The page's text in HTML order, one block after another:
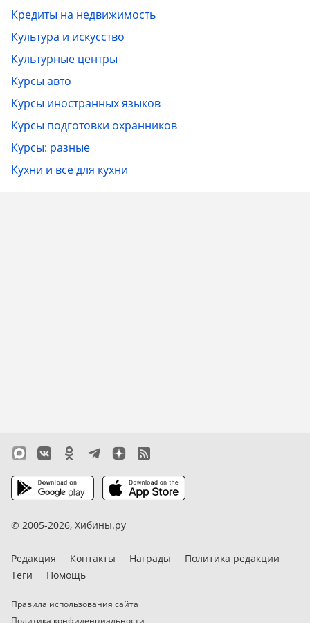
Кредиты на недвижимость
Культура и искусство
Культурные центры
Курсы авто
Курсы иностранных языков
Курсы подготовки охранников
Курсы: разные
Кухни и все для кухни
© 2005-2026, Хибины.ру
Редакция Контакты Награды
Политика редакции
Теги
Помощь
Правила использования сайта
Политика конфиденциальности